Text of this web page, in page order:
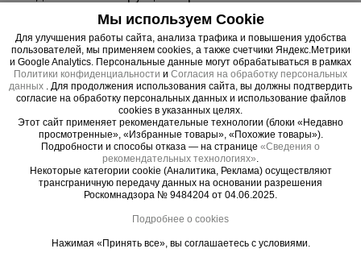
посредством хомутов выполняется быстро и
надежно.
Качество.
Хомут производится из высококачественной
стали повышенной прочности, что гарантирует
долгий срок службы изделий.
Соответствие ГОСТ.
Все поставляемые изделия сертифицированы и
соответствуют требованиям российских
стандартов.
Мы используем Cookie
Для улучшения работы сайта, анализа трафика и повышения удобства
пользователей, мы применяем cookies, а также счетчики Яндекс.Метрики
и Google Analytics. Персональные данные могут обрабатываться в рамках
Политики конфиденциальности и Согласия на обработку персональных
данных
. Для продолжения использования сайта, вы должны подтвердить
согласие на обработку персональных данных и использование файлов
cookies в указанных целях.
Этот сайт применяет рекомендательные технологии (блоки «Недавно
просмотренные», «Избранные товары», «Похожие товары»).
Подробности и способы отказа — на странице «Сведения о
рекомендательных технологиях»
Некоторые категории cookie (Аналитика, Реклама) осуществляют
трансграничную передачу данных на основании разрешения
Роскомнадзора № 9484204 от 04.06.2025.
Подробнее о cookies
Нажимая «Принять все», вы соглашаетесь с условиями.